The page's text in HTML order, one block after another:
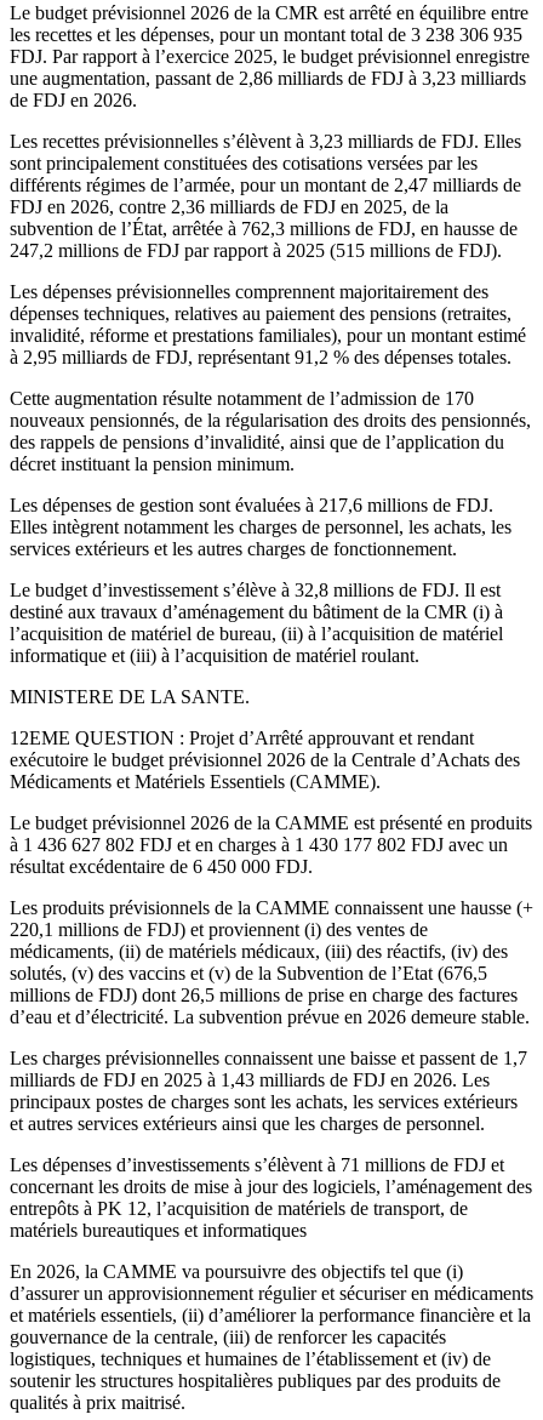
Le budget prévisionnel 2026 de la CMR est arrêté en équilibre entre
les recettes et les dépenses, pour un montant total de 3 238 306 935
FDJ. Par rapport à l’exercice 2025, le budget prévisionnel enregistre
une augmentation, passant de 2,86 milliards de FDJ à 3,23 milliards
de FDJ en 2026.
Les recettes prévisionnelles s’élèvent à 3,23 milliards de FDJ. Elles
sont principalement constituées des cotisations versées par les
différents régimes de l’armée, pour un montant de 2,47 milliards de
FDJ en 2026, contre 2,36 milliards de FDJ en 2025, de la
subvention de l’État, arrêtée à 762,3 millions de FDJ, en hausse de
247,2 millions de FDJ par rapport à 2025 (515 millions de FDJ).
Les dépenses prévisionnelles comprennent majoritairement des
dépenses techniques, relatives au paiement des pensions (retraites,
invalidité, réforme et prestations familiales), pour un montant estimé
à 2,95 milliards de FDJ, représentant 91,2 % des dépenses totales.
Cette augmentation résulte notamment de l’admission de 170
nouveaux pensionnés, de la régularisation des droits des pensionnés,
des rappels de pensions d’invalidité, ainsi que de l’application du
décret instituant la pension minimum.
Les dépenses de gestion sont évaluées à 217,6 millions de FDJ.
Elles intègrent notamment les charges de personnel, les achats, les
services extérieurs et les autres charges de fonctionnement.
Le budget d’investissement s’élève à 32,8 millions de FDJ. Il est
destiné aux travaux d’aménagement du bâtiment de la CMR (i) à
l’acquisition de matériel de bureau, (ii) à l’acquisition de matériel
informatique et (iii) à l’acquisition de matériel roulant.
MINISTERE DE LA SANTE.
12EME QUESTION : Projet d’Arrêté approuvant et rendant
exécutoire le budget prévisionnel 2026 de la Centrale d’Achats des
Médicaments et Matériels Essentiels (CAMME).
Le budget prévisionnel 2026 de la CAMME est présenté en produits
à 1 436 627 802 FDJ et en charges à 1 430 177 802 FDJ avec un
résultat excédentaire de 6 450 000 FDJ.
Les produits prévisionnels de la CAMME connaissent une hausse (+
220,1 millions de FDJ) et proviennent (i) des ventes de
médicaments, (ii) de matériels médicaux, (iii) des réactifs, (iv) des
solutés, (v) des vaccins et (v) de la Subvention de l’Etat (676,5
millions de FDJ) dont 26,5 millions de prise en charge des factures
d’eau et d’électricité. La subvention prévue en 2026 demeure stable.
Les charges prévisionnelles connaissent une baisse et passent de 1,7
milliards de FDJ en 2025 à 1,43 milliards de FDJ en 2026. Les
principaux postes de charges sont les achats, les services extérieurs
et autres services extérieurs ainsi que les charges de personnel.
Les dépenses d’investissements s’élèvent à 71 millions de FDJ et
concernant les droits de mise à jour des logiciels, l’aménagement des
entrepôts à PK 12, l’acquisition de matériels de transport, de
matériels bureautiques et informatiques
En 2026, la CAMME va poursuivre des objectifs tel que (i)
d’assurer un approvisionnement régulier et sécuriser en médicaments
et matériels essentiels, (ii) d’améliorer la performance financière et la
gouvernance de la centrale, (iii) de renforcer les capacités
logistiques, techniques et humaines de l’établissement et (iv) de
soutenir les structures hospitalières publiques par des produits de
qualités à prix maitrisé.